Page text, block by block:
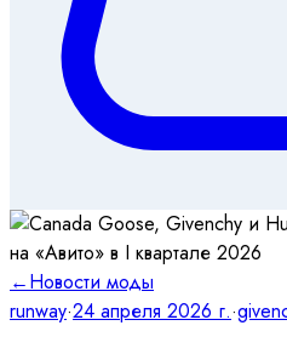
←Новости моды
runway·24 апреля 2026 г.·